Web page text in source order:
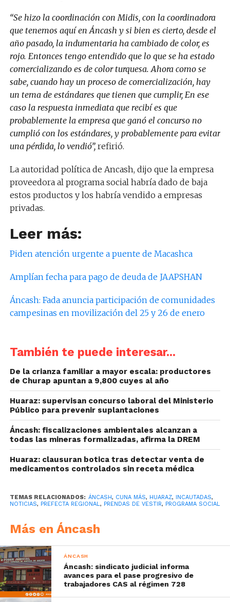
“Se hizo la coordinación con Midis, con la coordinadora
que tenemos aquí en Áncash y si bien es cierto, desde el
año pasado, la indumentaria ha cambiado de color, es
rojo. Entonces tengo entendido que lo que se ha estado
comercializando es de color turquesa. Ahora como se
sabe, cuando hay un proceso de comercialización, hay
un tema de estándares que tienen que cumplir, En ese
caso la respuesta inmediata que recibí es que
probablemente la empresa que ganó el concurso no
cumplió con los estándares, y probablemente para evitar
una pérdida, lo vendió”,refirió.
La autoridad política de Ancash, dijo que la empresa
proveedora al programa social habría dado de baja
estos productos y los habría vendido a empresas
privadas.
Leer más:
Piden atención urgente a puente de Macashca
Amplían fecha para pago de deuda de JAAPSHAN
Áncash: Fada anuncia participación de comunidades
campesinas en movilización del 25 y 26 de enero
También te puede interesar...
De la crianza familiar a mayor escala: productores
de Churap apuntan a 9,800 cuyes al año
Huaraz: supervisan concurso laboral del Ministerio
Público para prevenir suplantaciones
Áncash: fiscalizaciones ambientales alcanzan a
todas las mineras formalizadas, afirma la DREM
Huaraz: clausuran botica tras detectar venta de
medicamentos controlados sin receta médica
TEMAS RELACIONADOS: ÁNCASH, CUNA MÁS, HUARAZ, INCAUTADAS,
NOTICIAS, PREFECTA REGIONAL, PRENDAS DE VESTIR, PROGRAMA SOCIAL
Más en Áncash
ÁNCASH
Áncash: sindicato judicial informa
avances para el pase progresivo de
trabajadores CAS al régimen 728